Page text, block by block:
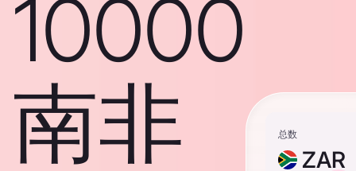
10000
南非
总数
ZAR